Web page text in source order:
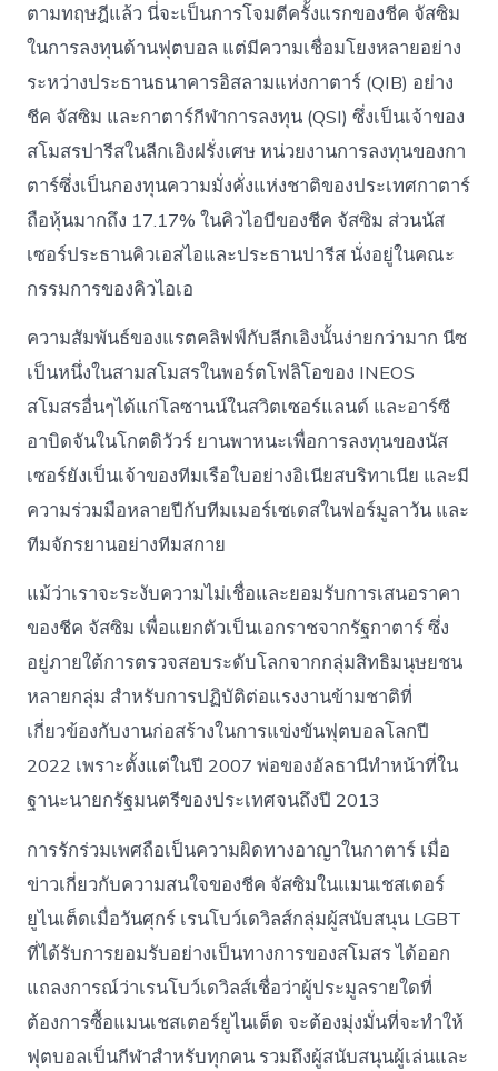
ตามทฤษฎีแล้ว นี่จะเป็นการโจมตีครั้งแรกของชีค จัสซิม
ในการลงทุนด้านฟุตบอล แต่มีความเชื่อมโยงหลายอย่าง
ระหว่างประธานธนาคารอิสลามแห่งกาตาร์ (QIB) อย่าง
ชีค จัสซิม และกาตาร์กีฬาการลงทุน (QSI) ซึ่งเป็นเจ้าของ
สโมสรปารีสในลีกเอิงฝรั่งเศษ หน่วยงานการลงทุนของกา
ตาร์ซึ่งเป็นกองทุนความมั่งคั่งแห่งชาติของประเทศกาตาร์
ถือหุ้นมากถึง 17.17% ในคิวไอบีของชีค จัสซิม ส่วนนัส
เซอร์ประธานคิวเอสไอและประธานปารีส นั่งอยู่ในคณะ
กรรมการของคิวไอเอ
ความสัมพันธ์ของแรตคลิฟฟ์กับลีกเอิงนั้นง่ายกว่ามาก นีซ
เป็นหนึ่งในสามสโมสรในพอร์ตโฟลิโอของ INEOS
สโมสรอื่นๆได้แก่โลซานน์ในสวิตเซอร์แลนด์ และอาร์ซี
อาบิดจันในโกตดิวัวร์ ยานพาหนะเพื่อการลงทุนของนัส
เซอร์ยังเป็นเจ้าของทีมเรือใบอย่างอิเนียสบริทาเนีย และมี
ความร่วมมือหลายปีกับทีมเมอร์เซเดสในฟอร์มูลาวัน และ
ทีมจักรยานอย่างทีมสกาย
แม้ว่าเราจะระงับความไม่เชื่อและยอมรับการเสนอราคา
ของชีค จัสซิม เพื่อแยกตัวเป็นเอกราชจากรัฐกาตาร์ ซึ่ง
อยู่ภายใต้การตรวจสอบระดับโลกจากกลุ่มสิทธิมนุษยชน
หลายกลุ่ม สำหรับการปฏิบัติต่อแรงงานข้ามชาติที่
เกี่ยวข้องกับงานก่อสร้างในการแข่งขันฟุตบอลโลกปี
2022 เพราะตั้งแต่ในปี 2007 พ่อของอัลธานีทำหน้าที่ใน
ฐานะนายกรัฐมนตรีของประเทศจนถึงปี 2013
การรักร่วมเพศถือเป็นความผิดทางอาญาในกาตาร์ เมื่อ
ข่าวเกี่ยวกับความสนใจของชีค จัสซิมในแมนเชสเตอร์
ยูไนเต็ดเมื่อวันศุกร์ เรนโบว์เดวิลส์กลุ่มผู้สนับสนุน LGBT
ที่ได้รับการยอมรับอย่างเป็นทางการของสโมสร ได้ออก
แถลงการณ์ว่าเรนโบว์เดวิลส์เชื่อว่าผู้ประมูลรายใดที่
ต้องการซื้อแมนเชสเตอร์ยูไนเต็ด จะต้องมุ่งมั่นที่จะทำให้
ฟุตบอลเป็นกีฬาสำหรับทุกคน รวมถึงผู้สนับสนุนผู้เล่นและ